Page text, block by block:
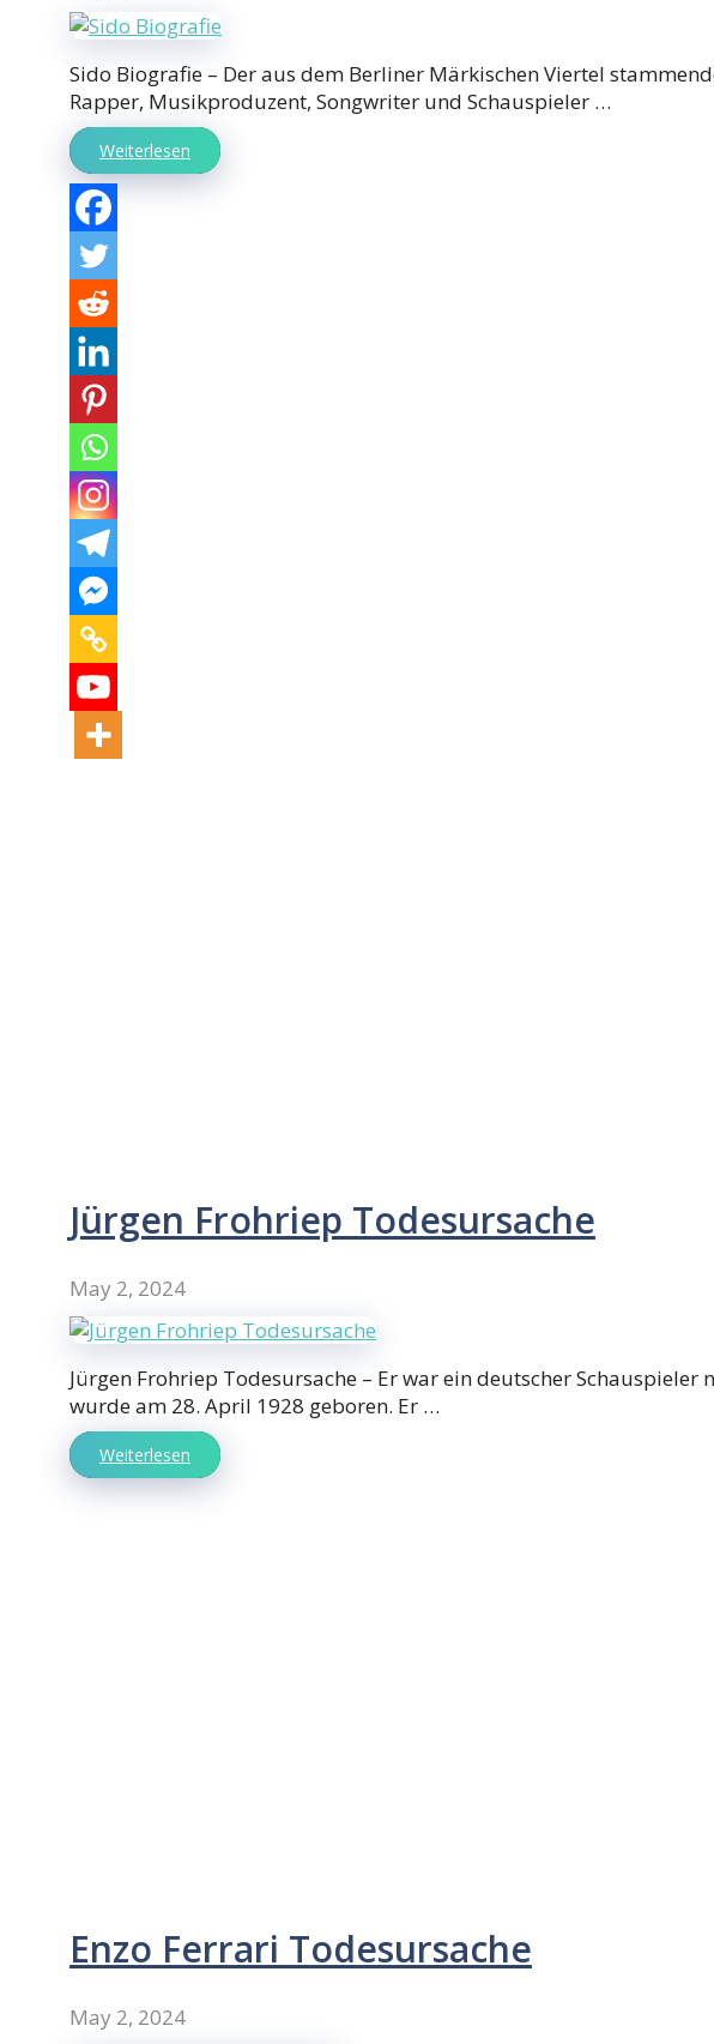
Sido Biografie – Der aus dem Berliner Märkischen Viertel
Rapper, Musikproduzent, Songwriter und Schauspieler …
Weiterlesen
Jürgen Frohriep Todesursache
May 2, 2024
Jürgen Frohriep Todesursache – Er war ein deutscher Schauspieler
wurde am 28. April 1928 geboren. Er …
Weiterlesen
Enzo Ferrari Todesursache
May 2, 2024